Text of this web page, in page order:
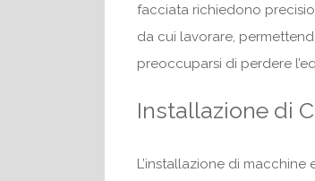
facciata richiedono
da cui lavorare,
preoccuparsi di perdere
Installazione di
L’installazione di